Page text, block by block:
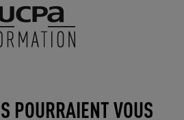
POURRAIENT VOUS